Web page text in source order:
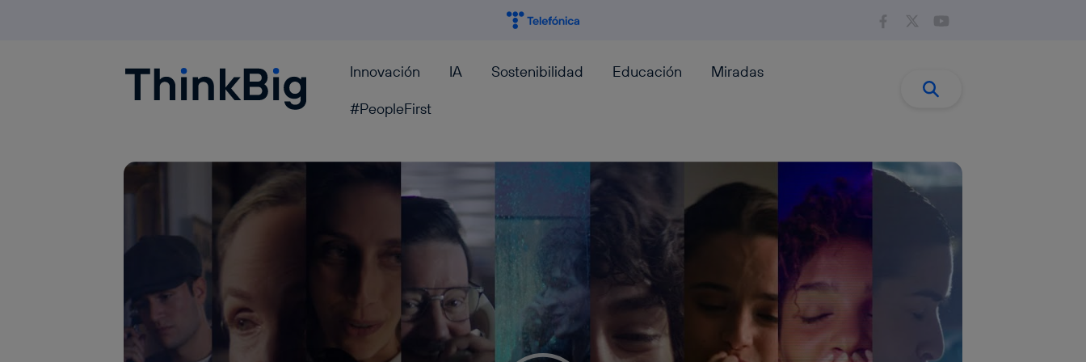
Blogthinkbig.com Innovación IA Sostenibilidad Educación
Miradas
#PeopleFirst
Buscar